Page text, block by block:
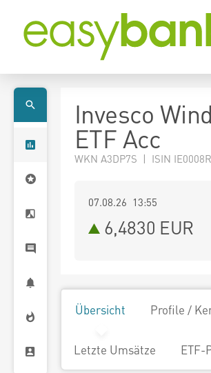
Invesco
ETF Acc
WKN A3DP7S | ISIN
07.08.26 13:55
6,4830 EUR
Übersicht Profile /
Letzte Umsätze ETF-